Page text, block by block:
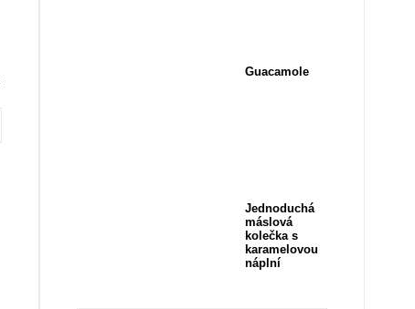
Guacamole
Jednoduchá
máslová
kolečka s
karamelovou
náplní